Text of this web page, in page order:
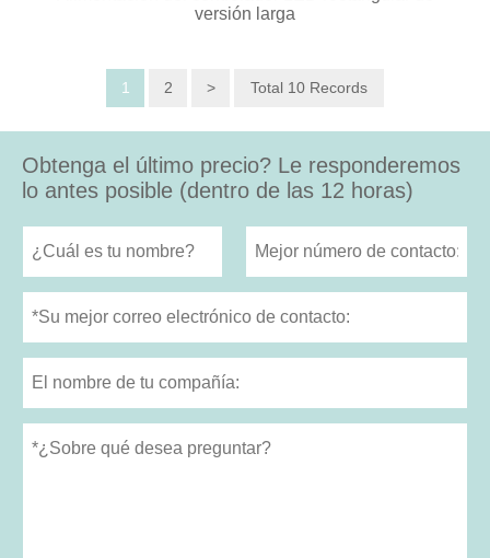
versión larga
1 2 > Total 10 Records
Obtenga el último precio? Le responderemos
lo antes posible (dentro de las 12 horas)